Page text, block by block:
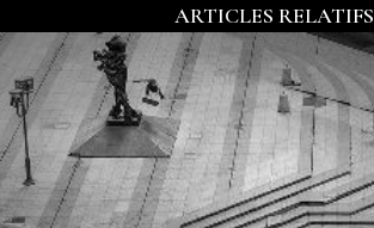
ARTICLES RELATIFS